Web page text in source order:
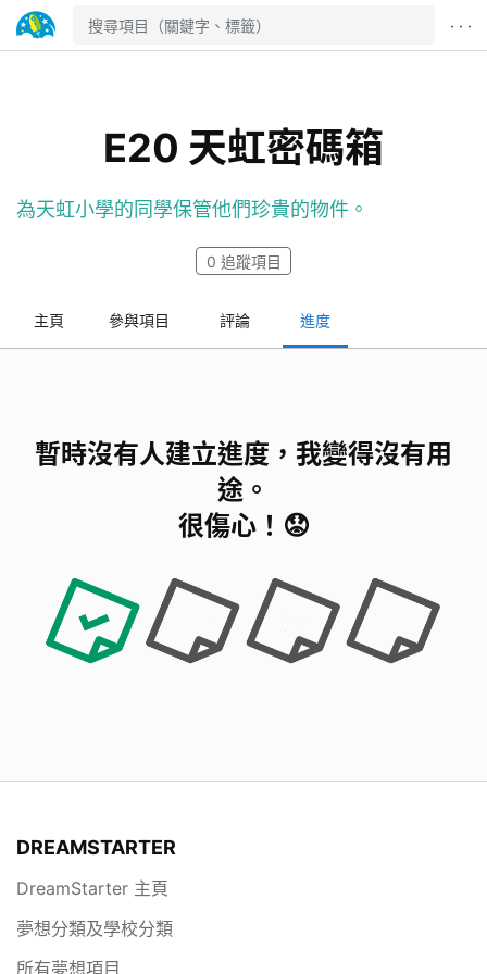
· · ·
E20 天虹密碼箱
為天虹小學的同學保管他們珍貴的物件。
0 追蹤項目
主頁 參與項目 評論 進度
暫時沒有人建立進度，我變得沒有用
途。
很傷心！😟
DREAMSTARTER
DreamStarter 主頁
夢想分類及學校分類
所有夢想項目